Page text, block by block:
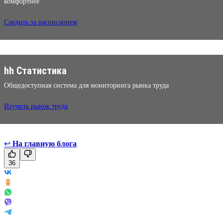
Следить за расписанием
hh Статистика
Общедоступная система для мониторинга рынка труда
Изучить рынок труда
↩ На главную блога
36